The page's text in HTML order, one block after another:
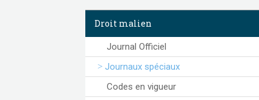
Droit malien
Journal Officiel
Journaux spéciaux
Codes en vigueur